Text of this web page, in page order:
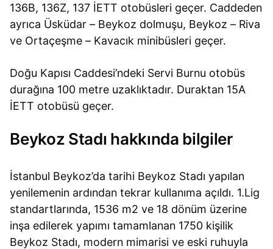
136B, 136Z, 137 İETT otobüsleri geçer. Caddeden
ayrıca Üsküdar – Beykoz dolmuşu, Beykoz – Riva
ve Ortaçeşme – Kavacık minibüsleri geçer.
Doğu Kapısı Caddesi’ndeki Servi Burnu otobüs
durağına 100 metre uzaklıktadır. Duraktan 15A
İETT otobüsü geçer.
Beykoz Stadı hakkında bilgiler
İstanbul Beykoz’da tarihi Beykoz Stadı yapılan
yenilemenin ardından tekrar kullanıma açıldı. 1.Lig
standartlarında, 1536 m2 ve 18 dönüm üzerine
inşa edilerek yapımı tamamlanan 1750 kişilik
Beykoz Stadı, modern mimarisi ve eski ruhuyla